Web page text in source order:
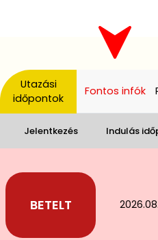
Utazási
időpontok
Fontos infók
Jelentkezés Indulás